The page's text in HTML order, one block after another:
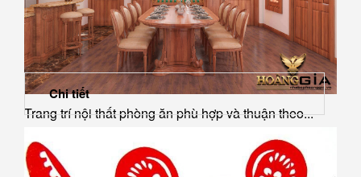
Trang trí nội thất phòng ăn phù hợp và thuận theo...
Chi tiết